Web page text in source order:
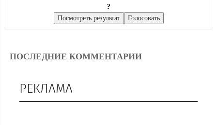
?
ПОСЛЕДНИЕ КОММЕНТАРИИ
РЕКЛАМА